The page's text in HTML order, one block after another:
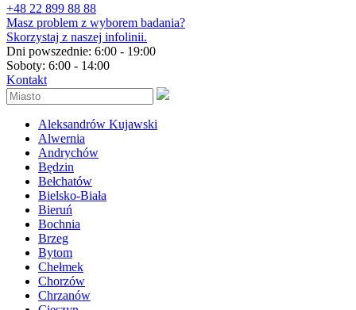
+48 22 899 88 88
Masz problem z wyborem badania?
Skorzystaj z naszej infolinii.
Dni powszednie: 6:00 - 19:00
Soboty: 6:00 - 14:00
Kontakt
Aleksandrów Kujawski
Alwernia
Andrychów
Będzin
Bełchatów
Bielsko-Biała
Bieruń
Bochnia
Brzeg
Bytom
Chełmek
Chorzów
Chrzanów